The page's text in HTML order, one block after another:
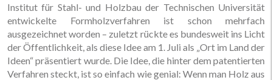
Institut für Stahl- und Holzbau der Technischen Universität
entwickelte Formholzverfahren ist schon mehrfach
ausgezeichnet worden – zuletzt rückte es bundesweit ins Licht
der Öffentlichkeit, als diese Idee am 1. Juli als „Ort im Land der
Ideen“ präsentiert wurde. Die Idee, die hinter dem patentierten
Verfahren steckt, ist so einfach wie genial: Wenn man Holz aus